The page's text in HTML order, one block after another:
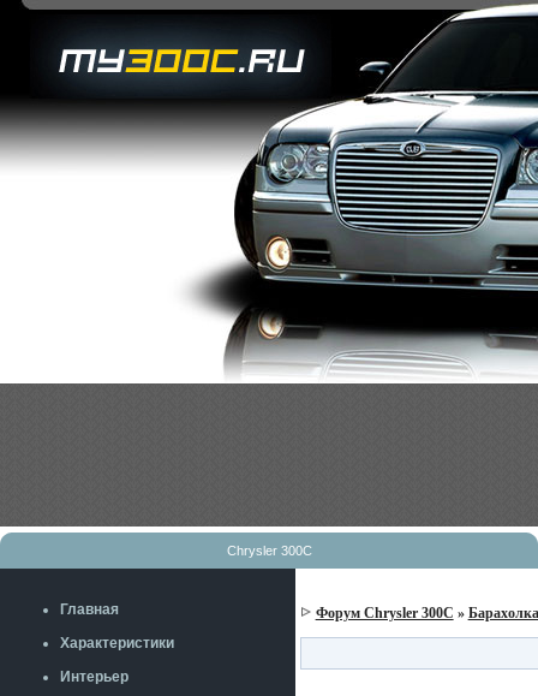
Chrysler 300C
Главная
Характеристики
Интерьер
Форум Chrysler 300C » Барахолка